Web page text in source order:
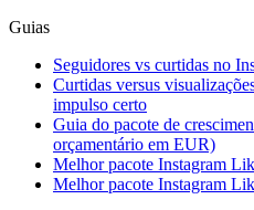
Guias
Seguidores vs curtidas no
Curtidas versus
impulso certo
Guia do pacote de
orçamentário em EUR)
Melhor pacote Instagram
Melhor pacote Instagram